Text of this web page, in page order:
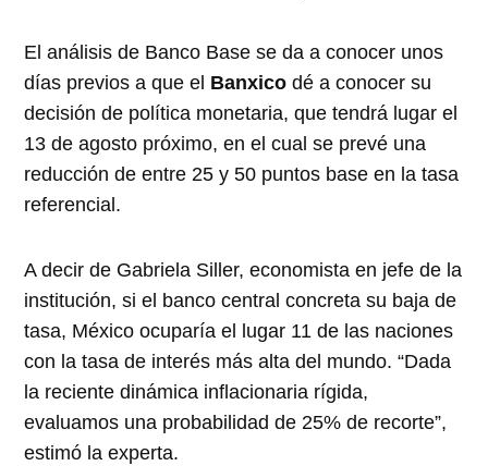
El análisis de Banco Base se da a conocer unos
días previos a que el Banxico dé a conocer su
decisión de política monetaria, que tendrá lugar el
13 de agosto próximo, en el cual se prevé una
reducción de entre 25 y 50 puntos base en la tasa
referencial.
A decir de Gabriela Siller, economista en jefe de la
institución, si el banco central concreta su baja de
tasa, México ocuparía el lugar 11 de las naciones
con la tasa de interés más alta del mundo. “Dada
la reciente dinámica inflacionaria rígida,
evaluamos una probabilidad de 25% de recorte”,
estimó la experta.